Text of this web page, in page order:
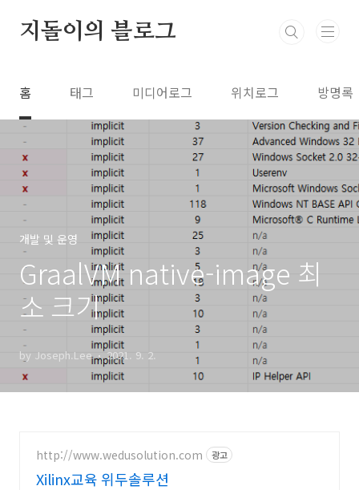
지돌이의 블로그
홈 태그 미디어로그 위치로그 방명록
개발 및 운영
GraalVM native-image 최
소 크기
by Joseph.Lee 2021. 9. 2.
http://www.wedusolution.com 광고
Xilinx교육 위두솔루션